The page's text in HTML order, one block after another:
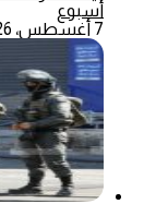
أسبوع
7 أغسطس، 2026